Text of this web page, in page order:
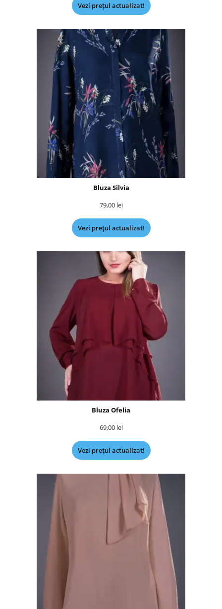
Vezi prețul actualizat!
Bluza Silvia
79,00 lei
Vezi prețul actualizat!
Bluza Ofelia
69,00 lei
Vezi prețul actualizat!